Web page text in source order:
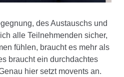
des Austauschs und
alle Teilnehmenden sicher,
fühlen, braucht es mehr als
braucht ein durchdachtes
hier setzt movents an.